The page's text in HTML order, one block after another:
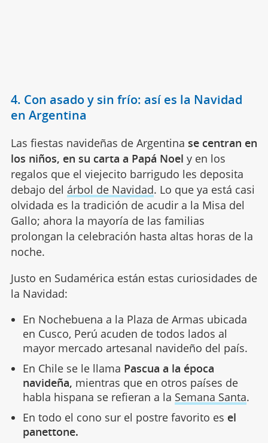
4. Con asado y sin frío: así es la Navidad
en Argentina
Las fiestas navideñas de Argentina se centran en
los niños, en su carta a Papá Noel y en los
regalos que el viejecito barrigudo les deposita
debajo del árbol de Navidad. Lo que ya está casi
olvidada es la tradición de acudir a la Misa del
Gallo; ahora la mayoría de las familias
prolongan la celebración hasta altas horas de la
noche.
Justo en Sudamérica están estas curiosidades de
la Navidad:
En Nochebuena a la Plaza de Armas ubicada
en Cusco, Perú acuden de todos lados al
mayor mercado artesanal navideño del país.
En Chile se le llama Pascua a la época
navideña, mientras que en otros países de
habla hispana se refieran a la Semana Santa.
En todo el cono sur el postre favorito es el
panettone.